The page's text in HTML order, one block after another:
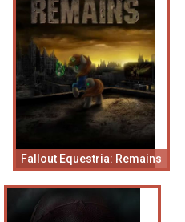
Fallout Equestria: Remains